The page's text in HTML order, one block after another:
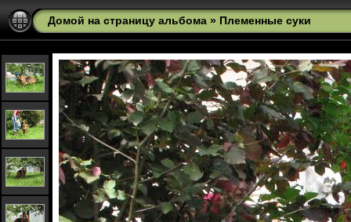
Домой на страницу альбома » Племенные суки